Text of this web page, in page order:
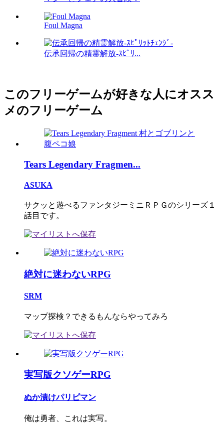
Foul Magna
伝承回帰の精霊解放-ｽﾋﾟﾘ...
このフリーゲームが好きな人にオスス
メのフリーゲーム
Tears Legendary Fragmen...
ASUKA
サクッと遊べるファンタジーミニＲＰＧのシリーズ１
話目です。
絶対に迷わないRPG
SRM
マップ探検？できるもんならやってみろ
実写版クソゲーRPG
ぬか漬けパリピマン
俺は勇者、これは実写。